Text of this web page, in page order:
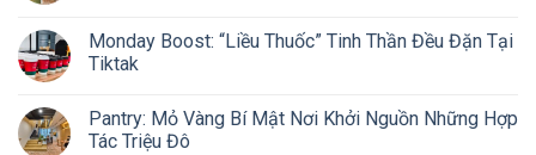
Monday Boost: “Liều Thuốc” Tinh Thần Đều Đặn Tại
Tiktak
Pantry: Mỏ Vàng Bí Mật Nơi Khởi Nguồn Những Hợp
Tác Triệu Đô